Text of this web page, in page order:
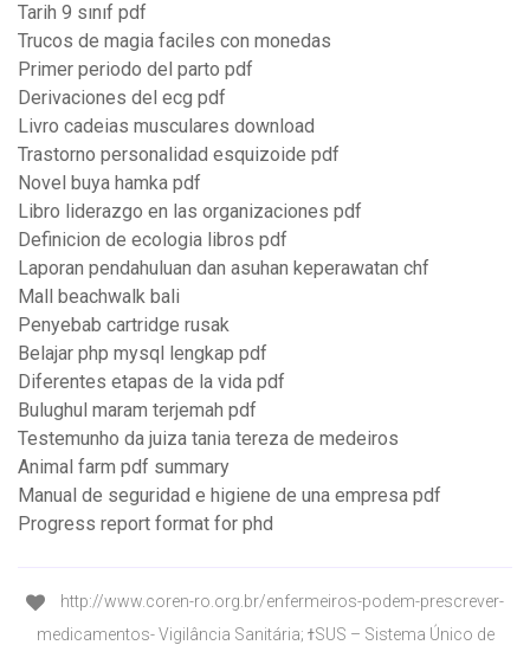
Tarih 9 sınıf pdf
Trucos de magia faciles con monedas
Primer periodo del parto pdf
Derivaciones del ecg pdf
Livro cadeias musculares download
Trastorno personalidad esquizoide pdf
Novel buya hamka pdf
Libro liderazgo en las organizaciones pdf
Definicion de ecologia libros pdf
Laporan pendahuluan dan asuhan keperawatan chf
Mall beachwalk bali
Penyebab cartridge rusak
Belajar php mysql lengkap pdf
Diferentes etapas de la vida pdf
Bulughul maram terjemah pdf
Testemunho da juiza tania tereza de medeiros
Animal farm pdf summary
Manual de seguridad e higiene de una empresa pdf
Progress report format for phd
http://www.coren-ro.org.br/enfermeiros-podem-prescrever-
medicamentos- Vigilância Sanitária; ϯSUS – Sistema Único de